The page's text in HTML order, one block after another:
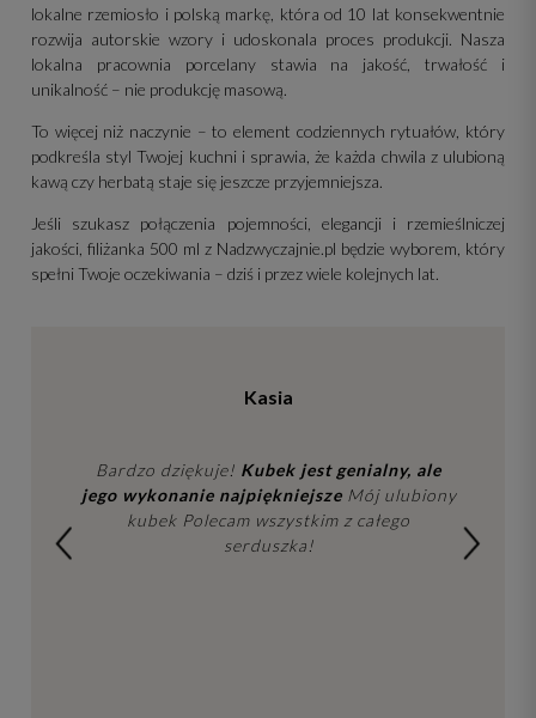
lokalne rzemiosło i polską markę, która od 10 lat konsekwentnie
rozwija autorskie wzory i udoskonala proces produkcji. Nasza
lokalna pracownia porcelany stawia na jakość, trwałość i
unikalność – nie produkcję masową.
To więcej niż naczynie – to element codziennych rytuałów, który
podkreśla styl Twojej kuchni i sprawia, że każda chwila z ulubioną
kawą czy herbatą staje się jeszcze przyjemniejsza.
Jeśli szukasz połączenia pojemności, elegancji i rzemieślniczej
jakości, filiżanka 500 ml z Nadzwyczajnie.pl będzie wyborem, który
spełni Twoje oczekiwania – dziś i przez wiele kolejnych lat.
Kasia
Bardzo dziękuje! Kubek jest genialny, ale
jego wykonanie najpiękniejszeMój ulubiony
kubek Polecam wszystkim z całego
serduszka!